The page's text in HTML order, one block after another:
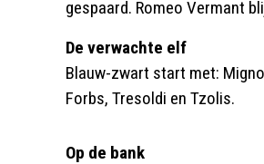
gespaard. Romeo Vermant
De verwachte elf
Blauw-zwart start met:
Forbs, Tresoldi en Tzolis.
Op de bank